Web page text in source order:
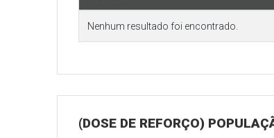
Nenhum resultado foi encontrado.
(DOSE DE REFORÇO)